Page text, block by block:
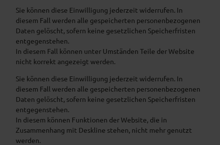
Sie können diese Einwilligung jederzeit widerrufen. In
diesem Fall werden alle gespeicherten personenbezogenen
Daten gelöscht, sofern keine gesetzlichen Speicherfristen
entgegenstehen.
In diesem Fall können unter Umständen Teile der Website
nicht korrekt angezeigt werden.
Sie können diese Einwilligung jederzeit widerrufen. In
diesem Fall werden alle gespeicherten personenbezogenen
Daten gelöscht, sofern keine gesetzlichen Speicherfristen
entgegenstehen.
In diesem können Funktionen der Website, die in
Zusammenhang mit Deskline stehen, nicht mehr genutzt
werden.